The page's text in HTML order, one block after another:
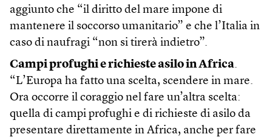
aggiunto che “il diritto del mare impone di
mantenere il soccorso umanitario” e che l’Italia in
caso di naufragi “non si tirerà indietro”.
Campi profughi e richieste asilo in Africa.
“L’Europa ha fatto una scelta, scendere in mare.
Ora occorre il coraggio nel fare un’altra scelta:
quella di campi profughi e di richieste di asilo da
presentare direttamente in Africa, anche per fare